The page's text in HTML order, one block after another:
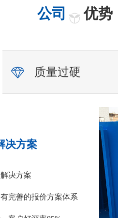
公司 优势
质量过硬
决方案
决方案
完善的报价方案体系